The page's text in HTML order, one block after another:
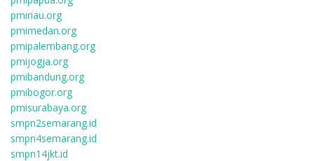
pmiriau.org
pmimedan.org
pmipalembang.org
pmijogja.org
pmibandung.org
pmibogor.org
pmisurabaya.org
smpn2semarang.id
smpn4semarang.id
smpn14jkt.id